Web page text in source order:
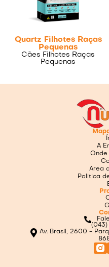
Quartz Filhotes Raças
Pequenas
Cães Filhotes Raças
Pequenas
A
Onde
Area
Politica
(043)
Av. Brasil, 2600 -